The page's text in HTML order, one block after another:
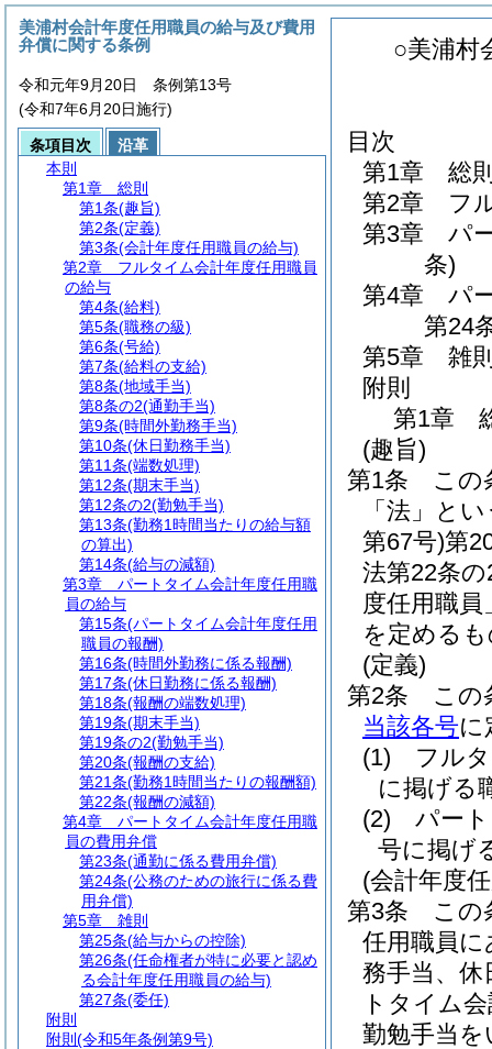
○美浦村
目次
第1章
総
第2章
フ
第3章
パ
条)
第4章
パ
第24
第5章
雑
附則
第1章
(趣旨)
第1条
この
「法」と
第67号)第
法第22条
度任用職
を定める
(定義)
第2条
この
当該各号に
(1)
フル
に掲げる
(2)
パー
号に掲げ
(会計年度
第3条
この
任用職員に
務手当、休
トタイム
勤勉手当を
美浦村会計年度任用職員の給与及び費用
弁償に関する条例
令和元年9月20日 条例第13号
(令和7年6月20日施行)
条項目次
沿革
本則
第1章
総則
第1条(趣旨)
第2条(定義)
第3条(会計年度任用職員の給与)
第2章
フルタイム会計年度任用職員
の給与
第4条(給料)
第5条(職務の級)
第6条(号給)
第7条(給料の支給)
第8条(地域手当)
第8条の2(通勤手当)
第9条(時間外勤務手当)
第10条(休日勤務手当)
第11条(端数処理)
第12条(期末手当)
第12条の2(勤勉手当)
第13条(勤務1時間当たりの給与額
の算出)
第14条(給与の減額)
第3章
パートタイム会計年度任用職
員の給与
第15条(パートタイム会計年度任用
職員の報酬)
第16条(時間外勤務に係る報酬)
第17条(休日勤務に係る報酬)
第18条(報酬の端数処理)
第19条(期末手当)
第19条の2(勤勉手当)
第20条(報酬の支給)
第21条(勤務1時間当たりの報酬額)
第22条(報酬の減額)
第4章
パートタイム会計年度任用職
員の費用弁償
第23条(通勤に係る費用弁償)
第24条(公務のための旅行に係る費
用弁償)
第5章
雑則
第25条(給与からの控除)
第26条(任命権者が特に必要と認め
る会計年度任用職員の給与)
第27条(委任)
附則
附則 (令和5年条例第9号)